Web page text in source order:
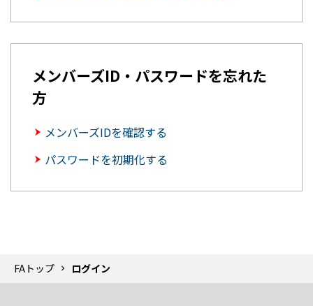
メンバーズID・パスワードを忘れた
方
メンバーズIDを確認する
パスワードを初期化する
FAトップ ログイン